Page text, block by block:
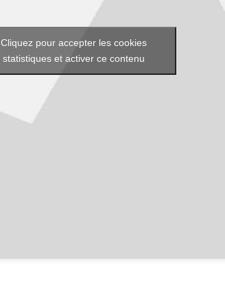
Cliquez pour accepter les cookies
statistiques et activer ce contenu